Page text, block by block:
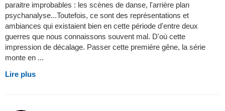
paraitre improbables : les scènes de danse, l'arrière plan
psychanalyse...Toutefois, ce sont des représentations et
ambiances qui existaient bien en cette période d'entre deux
guerres que nous connaissons souvent mal. D'où cette
impression de décalage. Passer cette première gêne, la série
monte en ...
Lire plus